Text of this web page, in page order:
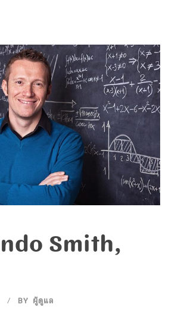
Smith,
BY ผู้ดูแล